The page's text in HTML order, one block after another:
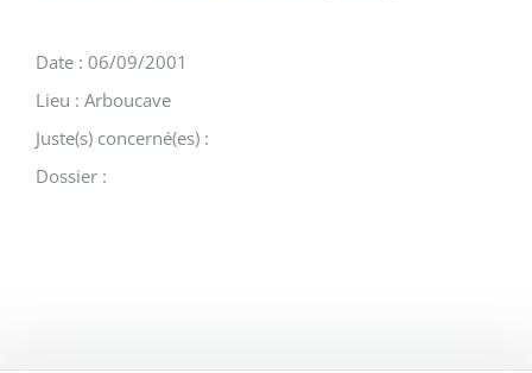
Date : 06/09/2001
Lieu : Arboucave
Juste(s) concerné(es) :
Dossier :